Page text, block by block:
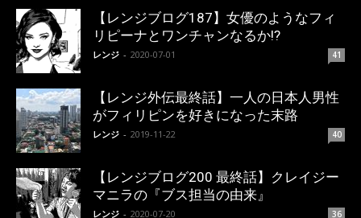
【レンジブログ187】女優のようなフィ
リピーナとワンチャンなるか!?
レンジ - 2020-07-01 41
【レンジ外伝最終話】一人の日本人男性
がフィリピンを好きになった末路
レンジ - 2019-11-22 40
【レンジブログ200 最終話】クレイジー
マニラの『ブス担当の由来』
レンジ - 2020-07-20 36